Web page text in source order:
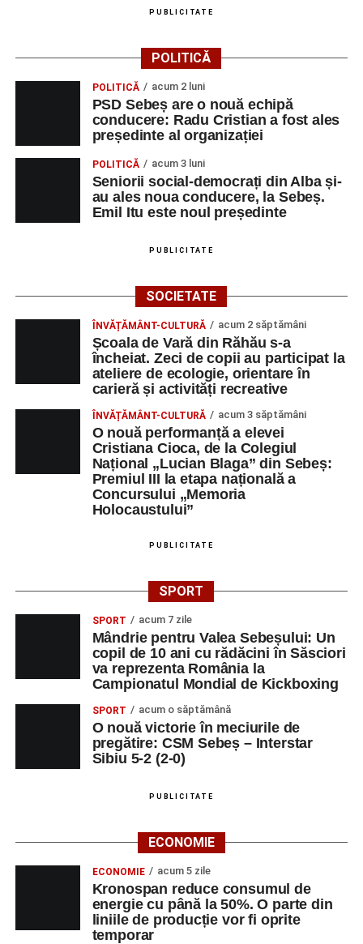
PUBLICITATE
POLITICĂ
POLITICĂ acum 2 luni
PSD Sebeș are o nouă echipă
conducere: Radu Cristian a fost ales
președinte al organizației
POLITICĂ acum 3 luni
Seniorii social-democrați din Alba și-
au ales noua conducere, la Sebeș.
Emil Itu este noul președinte
PUBLICITATE
SOCIETATE
ÎNVĂȚĂMÂNT-CULTURĂ acum 2 săptămâni
Școala de Vară din Răhău s-a
încheiat. Zeci de copii au participat la
ateliere de ecologie, orientare în
carieră și activități recreative
ÎNVĂȚĂMÂNT-CULTURĂ acum 3 săptămâni
O nouă performanță a elevei
Cristiana Cioca, de la Colegiul
Național „Lucian Blaga” din Sebeș:
Premiul III la etapa națională a
Concursului „Memoria
Holocaustului”
PUBLICITATE
SPORT
SPORT acum 7 zile
Mândrie pentru Valea Sebeșului: Un
copil de 10 ani cu rădăcini în Săsciori
va reprezenta România la
Campionatul Mondial de Kickboxing
SPORT acum o săptămână
O nouă victorie în meciurile de
pregătire: CSM Sebeș – Interstar
Sibiu 5-2 (2-0)
PUBLICITATE
ECONOMIE
ECONOMIE acum 5 zile
Kronospan reduce consumul de
energie cu până la 50%. O parte din
liniile de producție vor fi oprite
temporar